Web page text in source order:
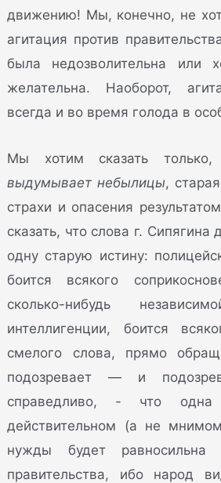
движению! Мы, конечно, не
агитация против
была недозволительна
желательна. Наоборот,
всегда и во время голода в
Мы хотим сказать
выдумывает небылицы,
страхи и опасения
сказать, что слова г. Сипягина
одну старую истину:
боится всякого
сколько-нибудь
интеллигенции, боится
смелого слова, прямо
подозревает — и
справедливо, - что
действительном (а не
нужды будет равносильна
правительства, ибо народ